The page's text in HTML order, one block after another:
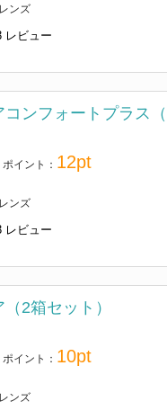
ンズ
レビュー
ンフォートプラス（
ポイント： 12pt
ンズ
レビュー
2箱セット）
ポイント： 10pt
ンズ